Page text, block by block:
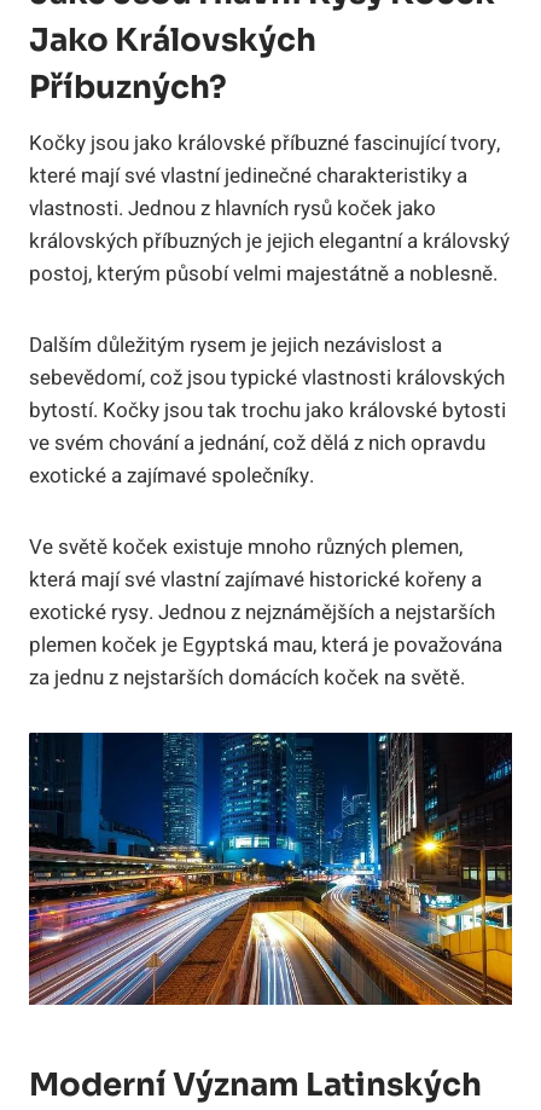
Jako Královských
Příbuzných?
Kočky jsou jako královské příbuzné fascinující tvory,
které mají své vlastní jedinečné charakteristiky a
vlastnosti. Jednou z hlavních rysů koček jako
královských příbuzných je jejich elegantní a královský
postoj, kterým působí velmi majestátně a noblesně.
Dalším důležitým rysem je jejich nezávislost a
sebevědomí, což jsou typické vlastnosti královských
bytostí. Kočky jsou tak trochu jako královské bytosti
ve svém chování a jednání, což dělá z nich opravdu
exotické a zajímavé společníky.
Ve světě koček existuje mnoho různých plemen,
která mají své vlastní zajímavé historické kořeny a
exotické rysy. Jednou z nejznámějších a nejstarších
plemen koček je Egyptská mau, která je považována
za jednu z nejstarších domácích koček na světě.
Moderní Význam Latinských